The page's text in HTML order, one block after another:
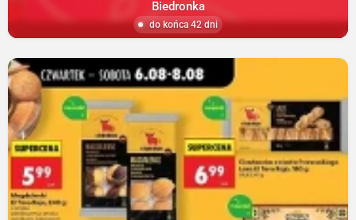
Biedronka
do końca 42 dni